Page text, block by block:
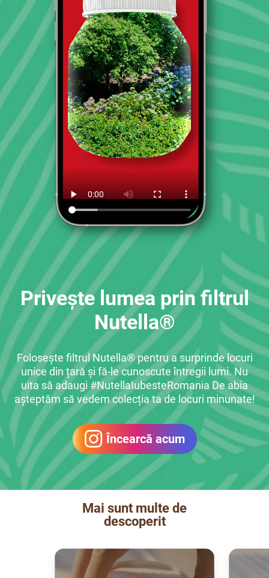
Privește lumea prin filtrul
Nutella®
Folosește filtrul Nutella® pentru a surprinde locuri
unice din țară și fă-le cunoscute întregii lumi. Nu
uita să adaugi #NutellaIubesteRomania De abia
așteptăm să vedem colecția ta de locuri minunate!
Încearcă acum
Mai sunt multe de
descoperit